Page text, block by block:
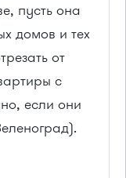
пусть она
домов и тех
от
с
если они